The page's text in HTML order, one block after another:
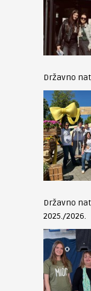
Državno
Državno
2025./2026.